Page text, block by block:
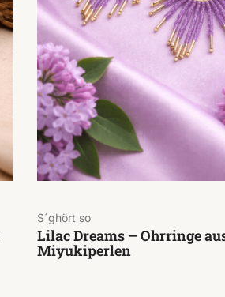
S´ghört so
Lilac Dreams – Ohrringe
Miyukiperlen